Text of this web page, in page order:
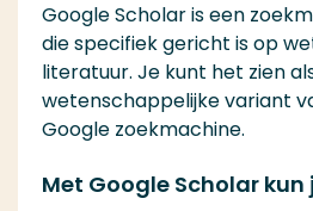
Google Scholar is een
die specifiek gericht is op
literatuur. Je kunt het zien
wetenschappelijke variant
Google zoekmachine.
Met Google Scholar kun